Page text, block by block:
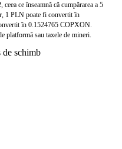
ce înseamnă că cumpărarea a 5
1 PLN poate fi convertit în
în 0.1524765 COPXON.
platformă sau taxele de mineri.
schimb